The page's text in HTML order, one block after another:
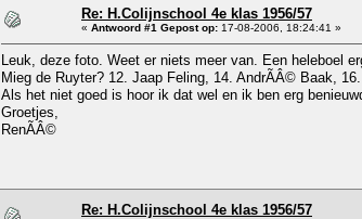
Re: H.Colijnschool 4e klas 1956/57
« Antwoord #1 Gepost op: 17-08-2006, 18:24:41 »
Leuk, deze foto. Weet er niets meer van. Een heleboel
Mieg de Ruyter? 12. Jaap Feling, 14. AndrÃÂ© Baak,
Als het niet goed is hoor ik dat wel en ik ben erg
Groetjes,
RenÃÂ©
Re: H.Colijnschool 4e klas 1956/57